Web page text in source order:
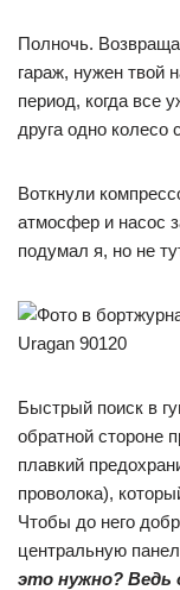
Полночь.
гараж, нужен твой
период, когда все
друга одно колесо
Воткнули
атмосфер и насос
подумал я, но не
Uragan 90120
Быстрый поиск в
обратной стороне
плавкий
проволока),
Чтобы до него
центральную
это нужно? Ведь